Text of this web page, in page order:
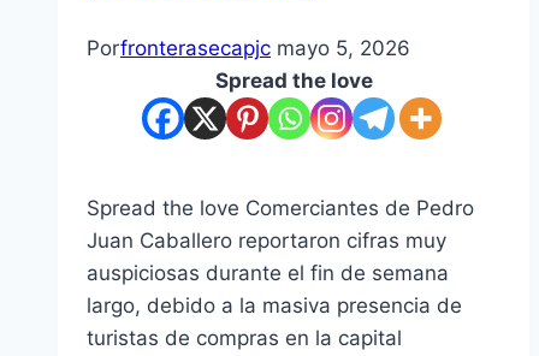
Porfronterasecapjc mayo 5, 2026
Spread the love
Spread the love Comerciantes de Pedro
Juan Caballero reportaron cifras muy
auspiciosas durante el fin de semana
largo, debido a la masiva presencia de
turistas de compras en la capital